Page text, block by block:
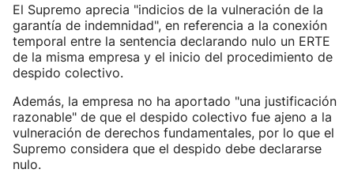
El Supremo aprecia "indicios de la vulneración de la
garantía de indemnidad", en referencia a la conexión
temporal entre la sentencia declarando nulo un ERTE
de la misma empresa y el inicio del procedimiento de
despido colectivo.
Además, la empresa no ha aportado "una justificación
razonable" de que el despido colectivo fue ajeno a la
vulneración de derechos fundamentales, por lo que el
Supremo considera que el despido debe declararse
nulo.